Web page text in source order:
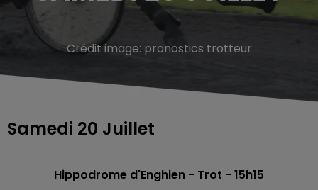
Crédit image: pronostics trotteur
Samedi 20 Juillet
Hippodrome d'Enghien - Trot - 15h15